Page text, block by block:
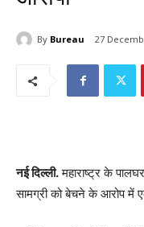
By Bureau 27
नई दिल्ली.महाराष्ट्र के
सामग्री को बेचने के आरोप में